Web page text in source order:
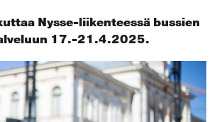
Nysse-liikenteessä bussien
17.-21.4.2025.